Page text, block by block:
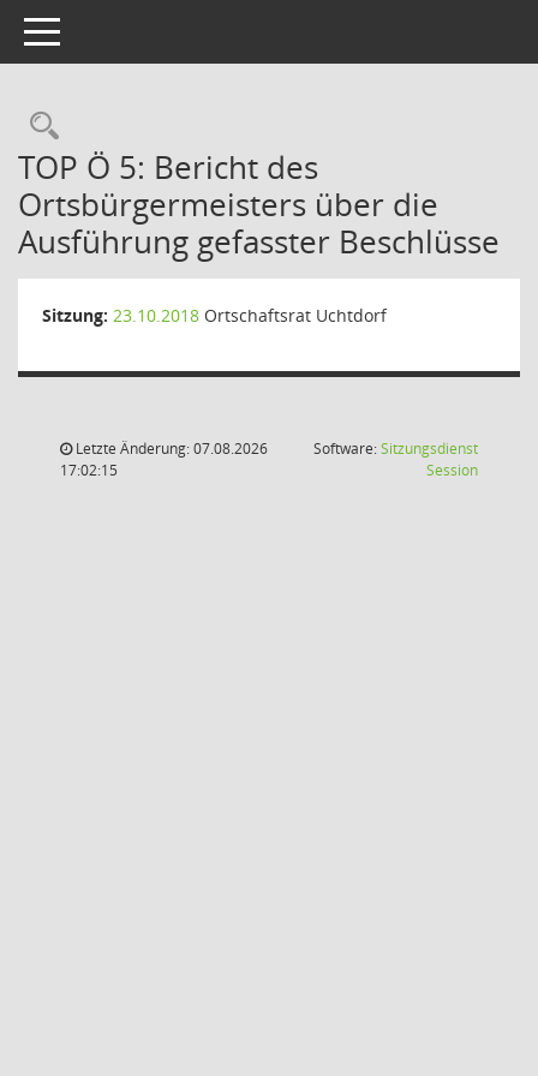
Toggle navigation
Rechercheauswahl
TOP Ö 5: Bericht des
Ortsbürgermeisters über die
Ausführung gefasster Beschlüsse
Sitzung: 23.10.2018 Ortschaftsrat Uchtdorf
Letzte Änderung: 07.08.2026
17:02:15
Software:Sitzungsdienst
Session(Wird in